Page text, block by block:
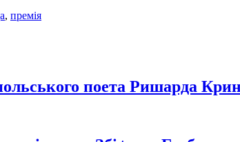
, премія
поета Ришарда